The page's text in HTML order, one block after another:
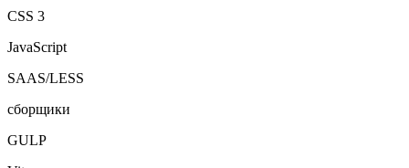
JavaScript
SAAS/LESS
сборщики
GULP
Vite